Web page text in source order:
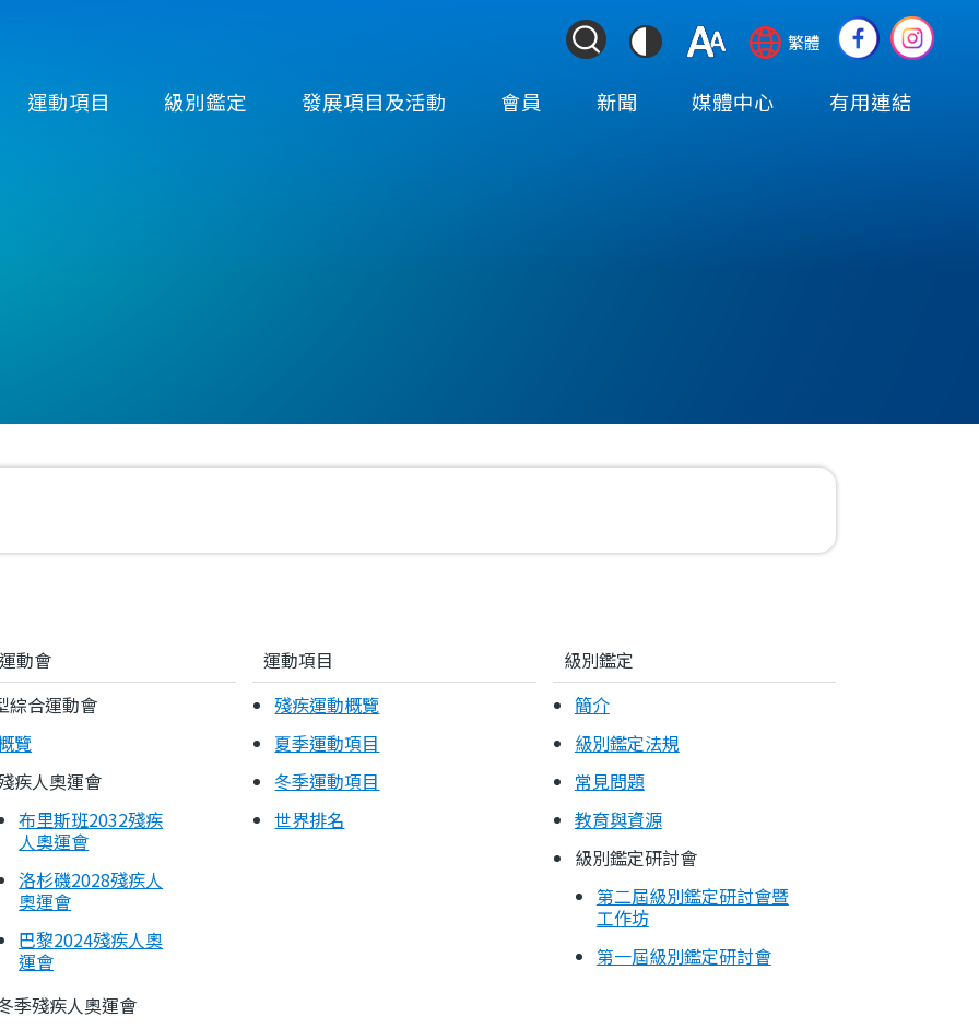
ColorContrast
Font
Language
switcher
繁體
Social
Media
(TOP)
運動項目 級別鑑定 發展項目及活動 會員 新聞 媒體中心 有用連結
動會
綜合運動會
覽
疾人奧運會
布里斯班2032殘疾
人奧運會
洛杉磯2028殘疾人
奧運會
巴黎2024殘疾人奧
運會
季殘疾人奧運會
運動項目
殘疾運動概覽
夏季運動項目
冬季運動項目
世界排名
級別鑑定
簡介
級別鑑定法規
常見問題
教育與資源
級別鑑定研討會
第二屆級別鑑定研討會暨
工作坊
第一屆級別鑑定研討會